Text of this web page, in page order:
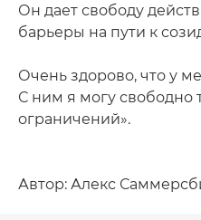
Он дает свободу
барьеры на пути к
Очень здорово, что у
С ним я могу свободно
ограничений».
Автор: Алекс